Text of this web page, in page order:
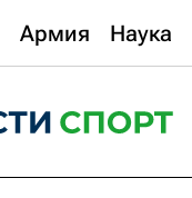
Армия Наука